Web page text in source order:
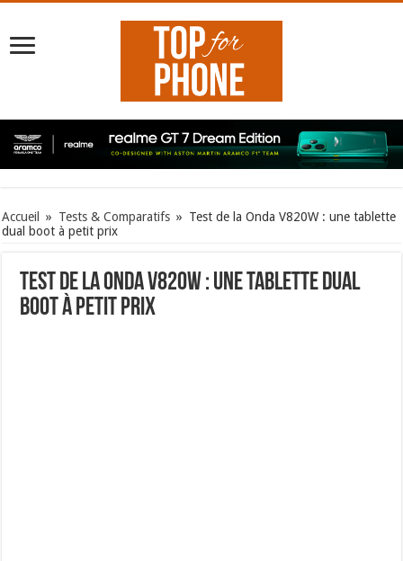
Accueil » Tests & Comparatifs » Test de la Onda V820W : une tablette
dual boot à petit prix
Test de la Onda V820W : une tablette dual
boot à petit prix